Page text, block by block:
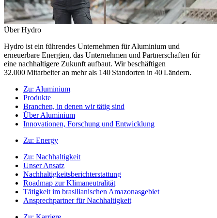
Über Hydro
Hydro ist ein führendes Unternehmen für Aluminium und
erneuerbare Energien, das Unternehmen und Partnerschaften für
eine nachhaltigere Zukunft aufbaut. Wir beschäftigen
32.000 Mitarbeiter an mehr als 140 Standorten in 40 Ländern.
Zu: Aluminium
Produkte
Branchen, in denen wir tätig sind
Über Aluminium
Innovationen, Forschung und Entwicklung
Zu: Energy
Zu: Nachhaltigkeit
Unser Ansatz
Nachhaltigkeitsberichterstattung
Roadmap zur Klimaneutralität
Tätigkeit im brasilianischen Amazonasgebiet
Ansprechpartner für Nachhaltigkeit